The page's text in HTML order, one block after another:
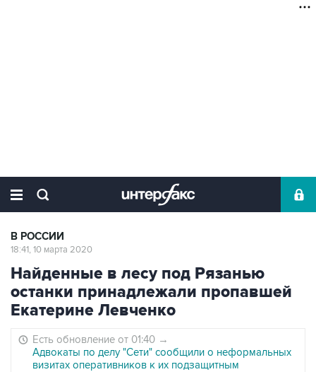
В РОССИИ
18:41, 10 марта 2020
Найденные в лесу под Рязанью
останки принадлежали пропавшей
Екатерине Левченко
Есть обновление от 01:40 →
Адвокаты по делу "Сети" сообщили о неформальных
визитах оперативников к их подзащитным